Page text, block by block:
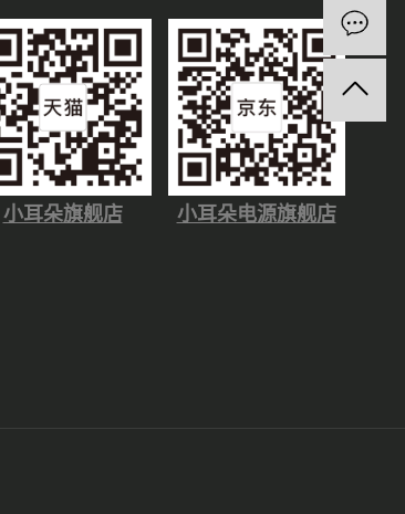
小耳朵旗舰店 小耳朵电源旗舰店